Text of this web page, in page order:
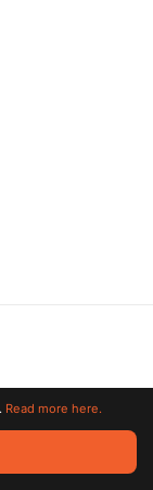
All trademarks
Read more here.